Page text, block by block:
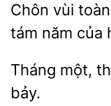
vùi
tám
của
bảy.